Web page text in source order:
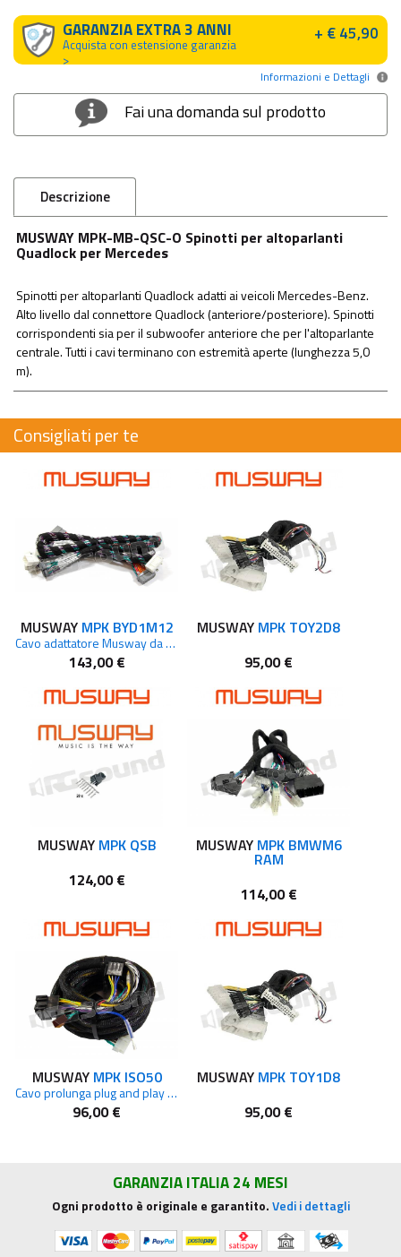
GARANZIA EXTRA 3 ANNI
Acquista con estensione garanzia
>
+ € 45,90
Informazioni e Dettagli
Fai una domanda sul prodotto
Descrizione
MUSWAY MPK-MB-QSC-O Spinotti per altoparlanti
Quadlock per Mercedes
Spinotti per altoparlanti Quadlock adatti ai veicoli Mercedes-Benz.
Alto livello dal connettore Quadlock (anteriore/posteriore). Spinotti
corrispondenti sia per il subwoofer anteriore che per l'altoparlante
centrale. Tutti i cavi terminano con estremità aperte (lunghezza 5,0
m).
Consigliati per te
MUSWAY MPK BYD1M12
Cavo adattatore Musway da M12 a BYD
143,00 €
MUSWAY MPK TOY2D8
95,00 €
MUSWAY MPK QSB
124,00 €
MUSWAY MPK BMWM6
RAM
114,00 €
MUSWAY MPK ISO50
Cavo prolunga plug and play 5m
96,00 €
MUSWAY MPK TOY1D8
95,00 €
GARANZIA ITALIA 24 MESI
Ogni prodotto è originale e garantito.Vedi i dettagli